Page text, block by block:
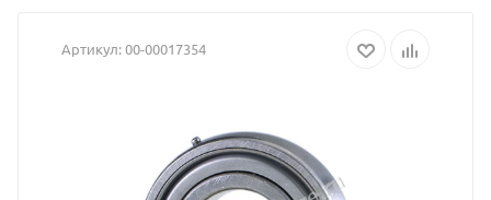
K10C17
взят
с
Артикул:00-00017354